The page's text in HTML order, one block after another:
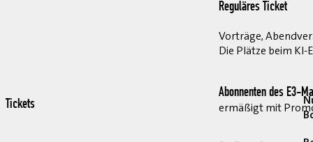
Reguläres Ticket
Vorträge,
Die Plätze beim
Abonnenten des E3-
ermäßigt mit
Tickets